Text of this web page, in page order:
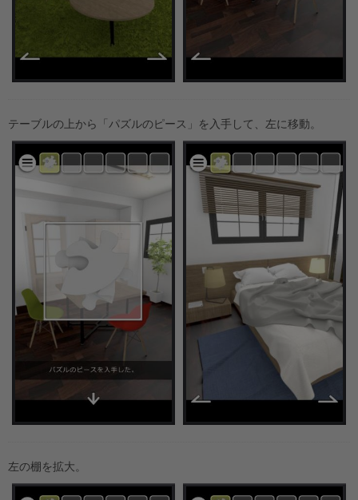
テーブルの上から「パズルのピース」を入手して、左に移動。
左の棚を拡大。